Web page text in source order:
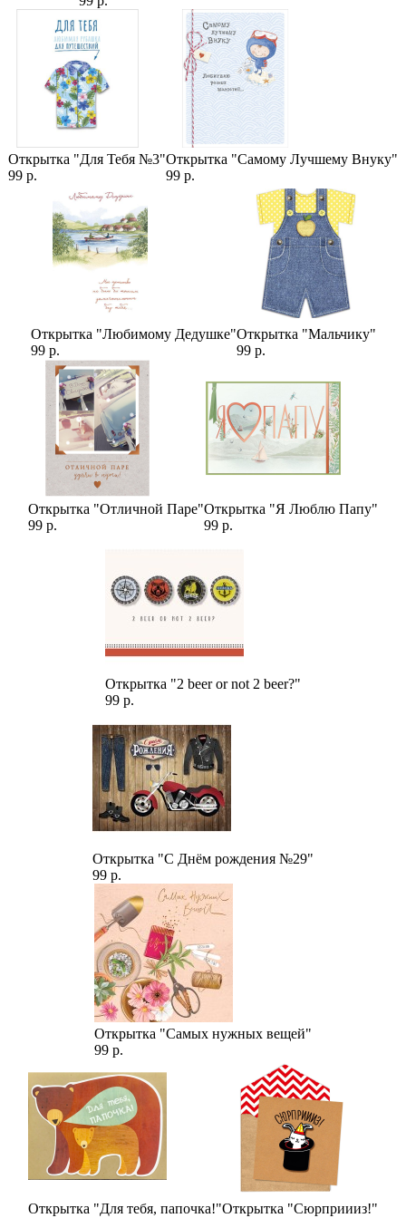
Категории:
,Цветы на День Учителя , Цены,Герберы
сентября,Букеты учителю
Открытка "Для Тебя №3"
99 р.
Открытка "Самому Лучшему Внуку"
99 р.
Открытка "Любимому Дедушке"
99 р.
Открытка "Мальчику"
99 р.
Открытка "Отличной Паре"
99 р.
Открытка "Я Люблю Папу"
99 р.
Открытка "2 beer or not 2 beer?"
99 р.
Открытка "С Днём рождения №29"
99 р.
Открытка "Самых нужных вещей"
99 р.
Открытка "Для тебя, папочка!"Открытка "Сюрприииз!"